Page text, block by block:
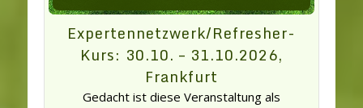
Expertennetzwerk/Refresher-
Kurs: 30.10. – 31.10.2026,
Frankfurt
Gedacht ist diese Veranstaltung als